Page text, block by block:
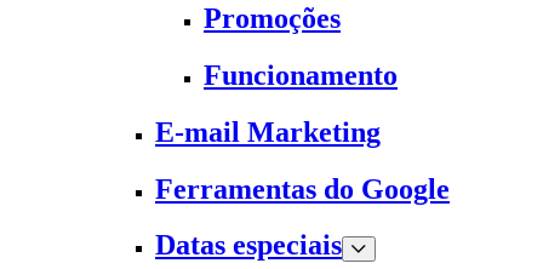
Promoções
Funcionamento
E-mail Marketing
Ferramentas do Google
Datas especiais